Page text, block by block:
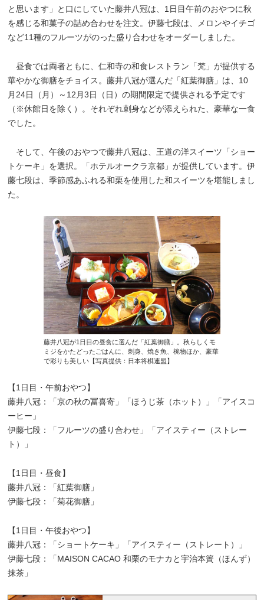
と思います」と口にしていた藤井八冠は、1日目午前のおやつに秋
を感じる和菓子の詰め合わせを注文。伊藤七段は、メロンやイチゴ
など11種のフルーツがのった盛り合わせをオーダーしました。
昼食では両者ともに、仁和寺の和食レストラン「梵」が提供する
華やかな御膳をチョイス。藤井八冠が選んだ「紅葉御膳」は、10
月24日（月）～12月3日（日）の期間限定で提供される予定です
（※休館日を除く）。それぞれ刺身などが添えられた、豪華な一食
でした。
そして、午後のおやつで藤井八冠は、王道の洋スイーツ「ショー
トケーキ」を選択。「ホテルオークラ京都」が提供しています。伊
藤七段は、季節感あふれる和栗を使用した和スイーツを堪能しまし
た。
藤井八冠が1日目の昼食に選んだ「紅葉御膳」。秋らしくモ
ミジをかたどったごはんに、刺身、焼き魚、椀物ほか、豪華
で彩りも美しい【写真提供：日本将棋連盟】
【1日目・午前おやつ】
藤井八冠：「京の秋の冨喜寄」「ほうじ茶（ホット）」「アイスコ
ーヒー」
伊藤七段：「フルーツの盛り合わせ」「アイスティー（ストレー
ト）」
【1日目・昼食】
藤井八冠：「紅葉御膳」
伊藤七段：「菊花御膳」
【1日目・午後おやつ】
藤井八冠：「ショートケーキ」「アイスティー（ストレート）」
伊藤七段：「MAISON CACAO 和栗のモナカと宇治本簀（ほんず）
抹茶」